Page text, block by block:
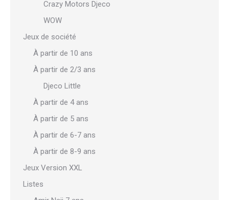
Crazy Motors Djeco
WOW
Jeux de société
À partir de 10 ans
À partir de 2/3 ans
Djeco Little
À partir de 4 ans
À partir de 5 ans
À partir de 6-7 ans
À partir de 8-9 ans
Jeux Version XXL
Listes